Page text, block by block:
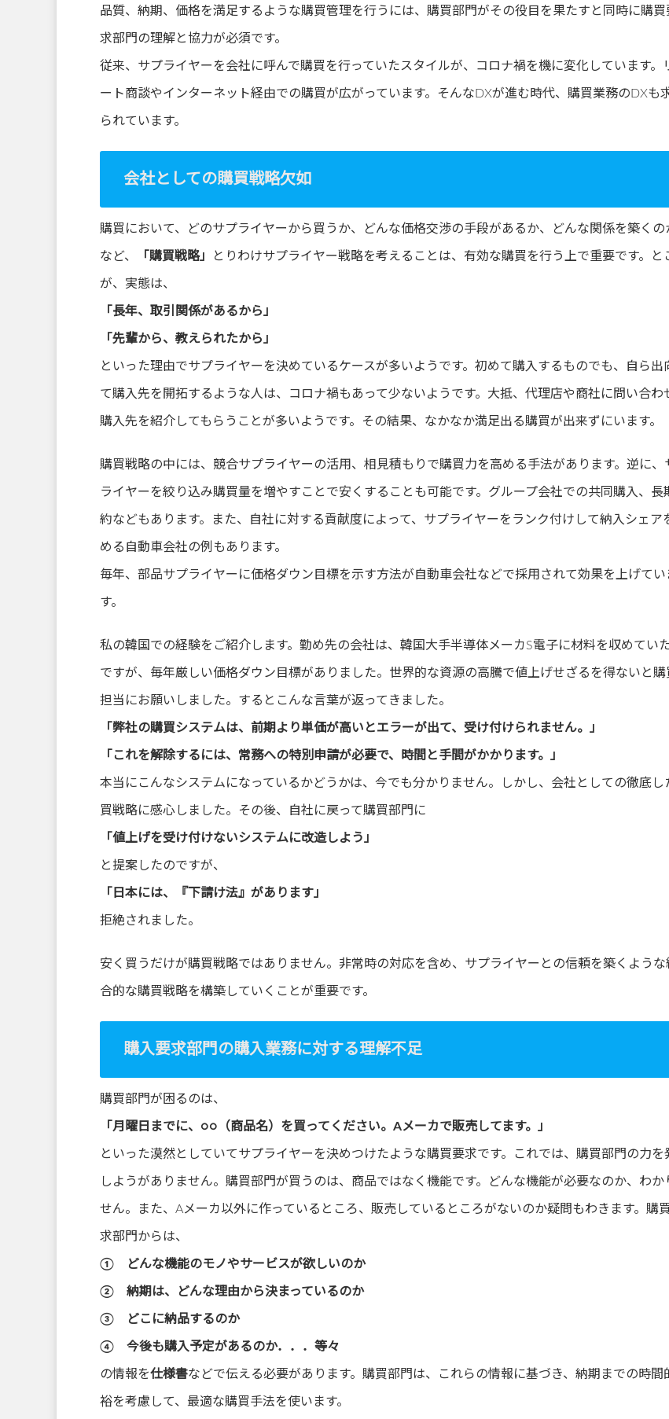
品質、納期、価格を満足するような購買管理を行うには、購買部門がその役目を果たすと同時に購買
求部門の理解と協力が必須です。
従来、サプライヤーを会社に呼んで購買を行っていたスタイルが、コロナ禍を機に変化しています。
ート商談やインターネット経由での購買が広がっています。そんなDXが進む時代、購買業務のDXも
られています。
会社としての購買戦略欠如
購買において、どのサプライヤーから買うか、どんな価格交渉の手段があるか、どんな関係を築くの
など、 「購買戦略」 とりわけサプライヤー戦略を考えることは、有効な購買を行う上で重要です。と
が、実態は、
「長年、取引関係があるから」
「先輩から、教えられたから」
といった理由でサプライヤーを決めているケースが多いようです。初めて購入するものでも、自ら出
て購入先を開拓するような人は、コロナ禍もあって少ないようです。大抵、代理店や商社に問い合わ
購入先を紹介してもらうことが多いようです。その結果、なかなか満足出る購買が出来ずにいます。
購買戦略の中には、競合サプライヤーの活用、相見積もりで購買力を高める手法があります。逆に、
ライヤーを絞り込み購買量を増やすことで安くすることも可能です。グループ会社での共同購入、長
約などもあります。また、自社に対する貢献度によって、サプライヤーをランク付けして納入シェア
める自動車会社の例もあります。
毎年、部品サプライヤーに価格ダウン目標を示す方法が自動車会社などで採用されて効果を上げてい
す。
私の韓国での経験をご紹介します。勤め先の会社は、韓国大手半導体メーカS電子に材料を収めてい
ですが、毎年厳しい価格ダウン目標がありました。世界的な資源の高騰で値上げせざるを得ないと購
担当にお願いしました。するとこんな言葉が返ってきました。
「弊社の購買システムは、前期より単価が高いとエラーが出て、受け付けられません。」
「これを解除するには、常務への特別申請が必要で、時間と手間がかかります。」
本当にこんなシステムになっているかどうかは、今でも分かりません。しかし、会社としての徹底し
買戦略に感心しました。その後、自社に戻って購買部門に
「値上げを受け付けないシステムに改造しよう」
と提案したのですが、
「日本には、『下請け法』があります」
拒絶されました。
安く買うだけが購買戦略ではありません。非常時の対応を含め、サプライヤーとの信頼を築くような
合的な購買戦略を構築していくことが重要です。
購入要求部門の購入業務に対する理解不足
購買部門が困るのは、
「月曜日までに、○○（商品名）を買ってください。 Aメーカで販売してます。」
といった漠然としていてサプライヤーを決めつけたような購買要求です。これでは、購買部門の力を
しようがありません。購買部門が買うのは、商品ではなく機能です。どんな機能が必要なのか、わか
せん。また、Aメーカ以外に作っているところ、販売しているところがないのか疑問もわきます。購
求部門からは、
① どんな機能のモノやサービスが欲しいのか
② 納期は、どんな理由から決まっているのか
③ どこに納品するのか
④ 今後も購入予定があるのか．．．等々
の情報を仕様書などで伝える必要があります。購買部門は、これらの情報に基づき、納期までの時間
裕を考慮して、最適な購買手法を使います。